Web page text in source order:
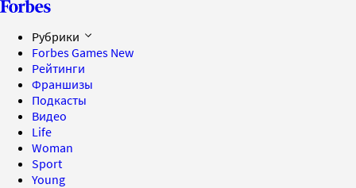
Рубрики
Forbes Games New
Рейтинги
Франшизы
Подкасты
Видео
Life
Woman
Sport
Young